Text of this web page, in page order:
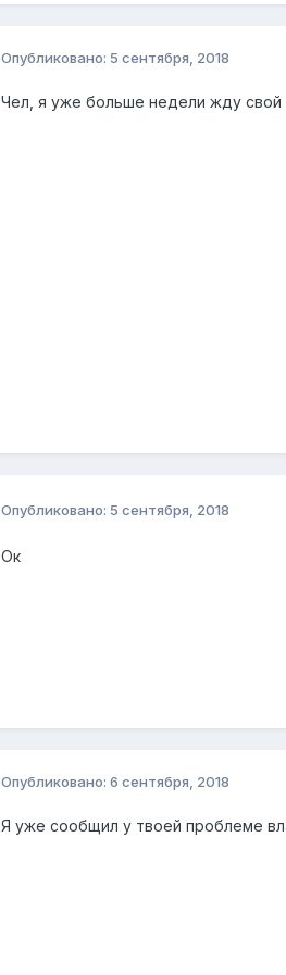
Опубликовано: 5 сентября, 2018
Чел, я уже больше недели жду свой
Опубликовано: 5 сентября, 2018
Ок
Опубликовано: 6 сентября, 2018
Я уже сообщил у твоей проблеме